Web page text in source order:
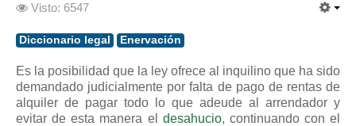
Visto: 6547
Diccionario legal Enervación
Es la posibilidad que la ley ofrece al inquilino que ha sido
demandado judicialmente por falta de pago de rentas de
alquiler de pagar todo lo que adeude al arrendador y
evitar de esta manera el desahucio, continuando con el